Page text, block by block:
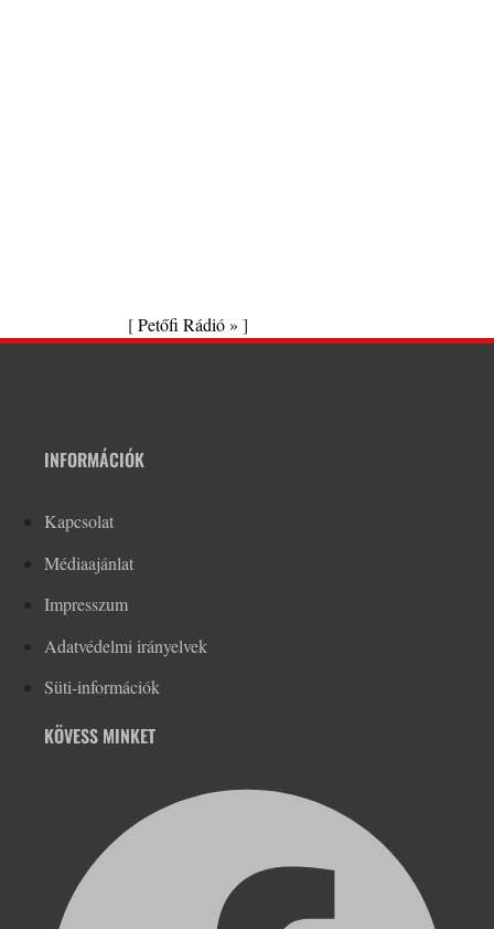
[Petőfi Rádió » ]
INFORMÁCIÓK
Kapcsolat
Médiaajánlat
Impresszum
Adatvédelmi irányelvek
Süti-információk
KÖVESS MINKET